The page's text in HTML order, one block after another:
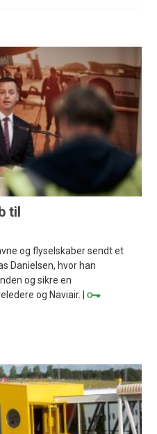
til
og flyselskaber sendt et
Danielsen, hvor han
og sikre en
og Naviair. |